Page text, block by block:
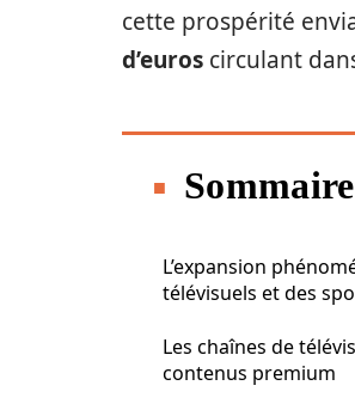
cette prospérité
d’euros circulant
Sommaire
L’expansion
télévisuels et des
Les chaînes de
contenus premium